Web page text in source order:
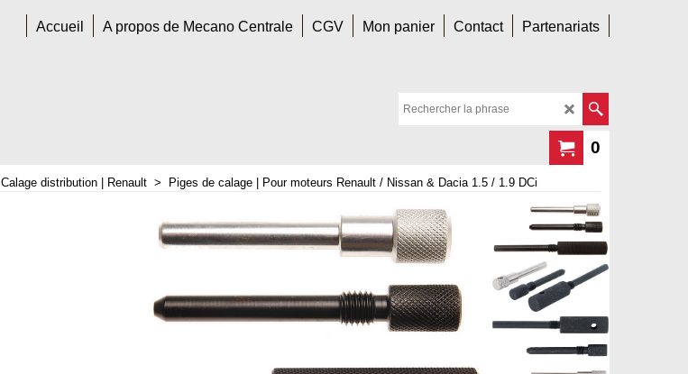
Accueil A propos de Mecano Centrale CGV Mon panier Contact Partenariats
0
Calage distribution | Renault > Piges de calage | Pour moteurs Renault / Nissan & Dacia 1.5 / 1.9 DCi